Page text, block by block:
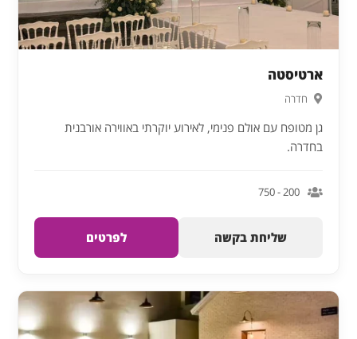
ארטיסטה
חדרה
גן מטופח עם אולם פנימי, לאירוע יוקרתי באווירה אורבנית
בחדרה.
200 - 750
שליחת בקשה לפרטים